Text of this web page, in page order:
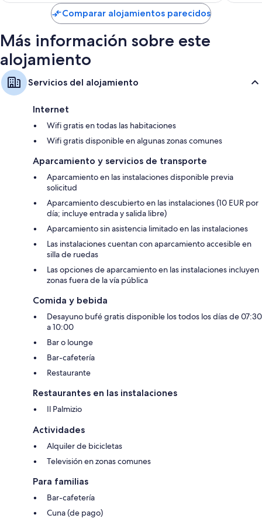
de
157 €
Comparar alojamientos parecidos
Más información sobre este
alojamiento
Servicios del alojamiento
Internet
Wifi gratis en todas las habitaciones
Wifi gratis disponible en algunas zonas comunes
Aparcamiento y servicios de transporte
Aparcamiento en las instalaciones disponible previa
solicitud
Aparcamiento descubierto en las instalaciones (10 EUR por
día; incluye entrada y salida libre)
Aparcamiento sin asistencia limitado en las instalaciones
Las instalaciones cuentan con aparcamiento accesible en
silla de ruedas
Las opciones de aparcamiento en las instalaciones incluyen
zonas fuera de la vía pública
Comida y bebida
Desayuno bufé gratis disponible los todos los días de 07:30
a 10:00
Bar o lounge
Bar-cafetería
Restaurante
Restaurantes en las instalaciones
Il Palmizio
Actividades
Alquiler de bicicletas
Televisión en zonas comunes
Para familias
Bar-cafetería
Cuna (de pago)